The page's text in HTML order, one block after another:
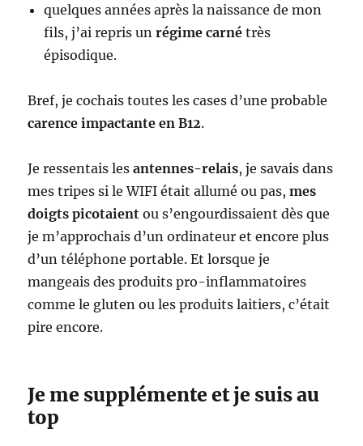
quelques années après la naissance de mon
fils, j’ai repris unrégime carné très
épisodique.
Bref, je cochais toutes les cases d’une probable
carence impactante en B12.
Je ressentais lesantennes-relais, je savais dans
mes tripes si le WIFI était allumé ou pas,mes
doigts picotaient ou s’engourdissaient dès que
je m’approchais d’un ordinateur et encore plus
d’un téléphone portable. Et lorsque je
mangeais des produits pro-inflammatoires
comme le gluten ou les produits laitiers, c’était
pire encore.
Je me supplémente et je suis au
top